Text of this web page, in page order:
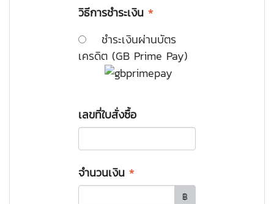
วิธีการชำระเงิน *
ชำระเงินผ่านบัตร
เครดิต (GB Prime Pay)
เลขที่ใบสั่งซื้อ
จำนวนเงิน *
฿